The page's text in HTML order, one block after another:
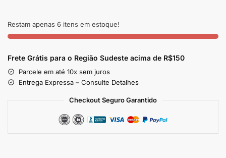
Restam apenas 6 itens em estoque!
Frete Grátis para o Região Sudeste acima de R$150
Parcele em até 10x sem juros
Entrega Expressa – Consulte Detalhes
Checkout Seguro Garantido